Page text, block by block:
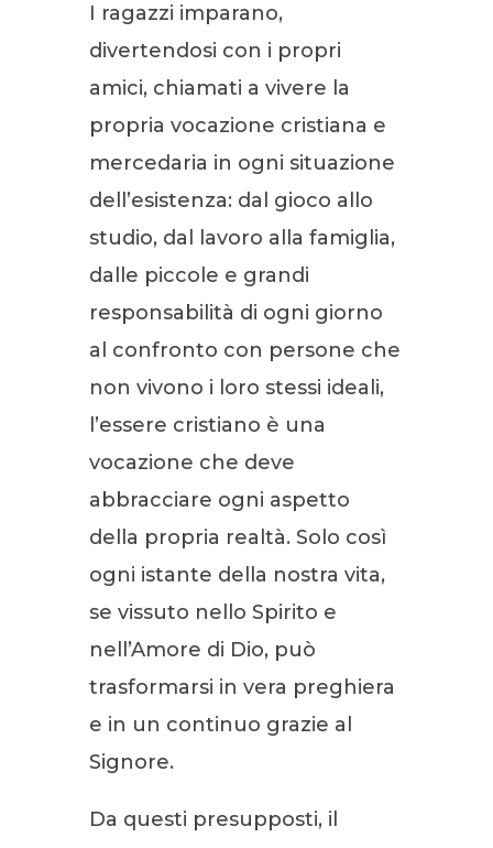
I ragazzi imparano,
divertendosi con i propri
amici, chiamati a vivere la
propria vocazione cristiana e
mercedaria in ogni situazione
dell’esistenza: dal gioco allo
studio, dal lavoro alla famiglia,
dalle piccole e grandi
responsabilità di ogni giorno
al confronto con persone che
non vivono i loro stessi ideali,
l’essere cristiano è una
vocazione che deve
abbracciare ogni aspetto
della propria realtà. Solo così
ogni istante della nostra vita,
se vissuto nello Spirito e
nell’Amore di Dio, può
trasformarsi in vera preghiera
e in un continuo grazie al
Signore.
Da questi presupposti, il